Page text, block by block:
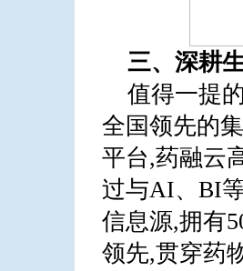
三、深耕
值得一提
全国领先的
平台,药融云
过与AI、BI
信息源,拥有
领先,贯穿药